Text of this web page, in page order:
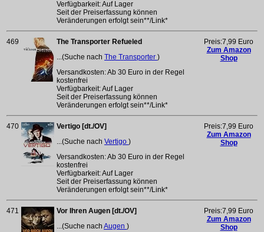
Verfügbarkeit: Auf Lager
Seit der Preiserfassung können
Veränderungen erfolgt sein**/Link*
469
The Transporter Refueled
...(Suche nach The Transporter )
Versandkosten: Ab 30 Euro in der Regel
kostenfrei
Verfügbarkeit: Auf Lager
Seit der Preiserfassung können
Veränderungen erfolgt sein**/Link*
Preis:7,99 Euro
Zum Amazon
Shop
470
Vertigo [dt./OV]
...(Suche nach Vertigo )
Versandkosten: Ab 30 Euro in der Regel
kostenfrei
Verfügbarkeit: Auf Lager
Seit der Preiserfassung können
Veränderungen erfolgt sein**/Link*
Preis:7,99 Euro
Zum Amazon
Shop
471
Vor Ihren Augen [dt./OV]
...(Suche nach Augen )
Preis:7,99 Euro
Zum Amazon
Shop